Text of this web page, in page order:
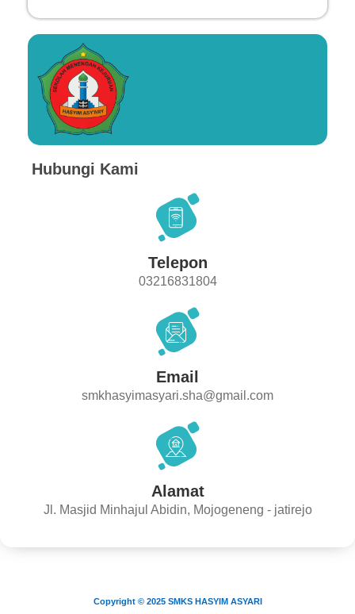
Hubungi Kami
Telepon
03216831804
Email
smkhasyimasyari.sha@gmail.com
Alamat
Jl. Masjid Minhajul Abidin, Mojogeneng - jatirejo
Copyright © 2025 SMKS HASYIM ASYARI